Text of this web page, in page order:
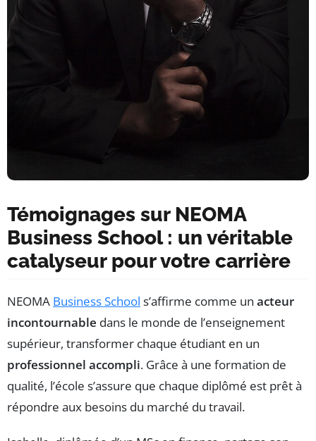
Témoignages sur NEOMA
Business School : un véritable
catalyseur pour votre carrière
NEOMA Business School s’affirme comme un acteur
incontournable dans le monde de l’enseignement
supérieur, transformer chaque étudiant en un
professionnel accompli. Grâce à une formation de
qualité, l’école s’assure que chaque diplômé est prêt à
répondre aux besoins du marché du travail.